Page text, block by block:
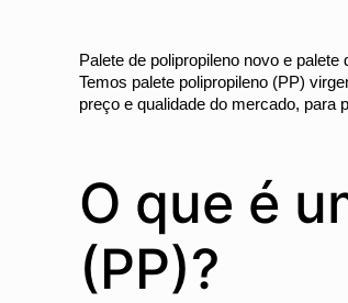
Palete de polipropileno novo e
Temos palete polipropileno (PP)
preço e qualidade do mercado, para
O que é
(PP)?